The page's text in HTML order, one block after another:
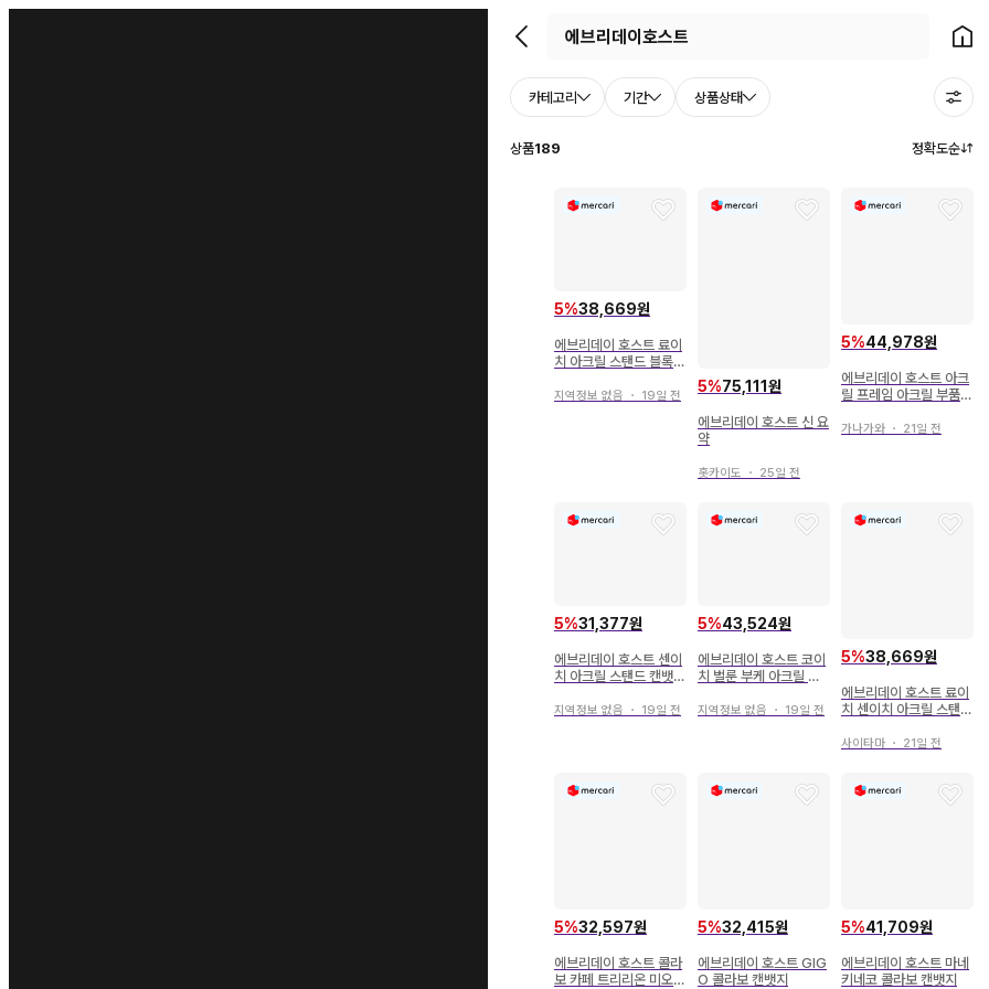
뒤로가기 홈으
카테고리 기간 상품상태
상품189 정확도순
5%38,669원
에브리데이 호스트 료이
치 아크릴 스탠드 블록
지역정보 없음 ・ 19일 전
5%75,111원
에브리데이 호스트 신 요
약
홋카이도 ・ 25일 전
5%44,978원
에브리데이 호스트 아크
릴 프레임 아크릴 부품
가나가와 ・ 21일 전
5%31,377원
에브리데이 호스트 센이
치 아크릴 스탠드 캔뱃지
지역정보 없음 ・ 19일 전
5%43,524원
에브리데이 호스트 코이
치 벌룬 부케 아크릴 스
지역정보 없음 ・ 19일 전
5%38,669원
에브리데이 호스트 료이
치 센이치 아크릴 스탠드
사이타마 ・ 21일 전
5%32,597원
에브리데이 호스트 콜라
보 카페 트리리온 미오
5%32,415원
에브리데이 호스트 GIG
O 콜라보 캔뱃지
5%41,709원
에브리데이 호스트 마네
키네코 콜라보 캔뱃지